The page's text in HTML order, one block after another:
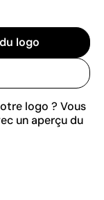
logo
logo ? Vous
un aperçu du